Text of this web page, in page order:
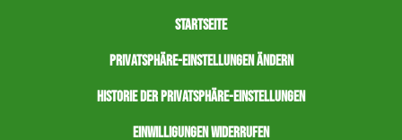
Startseite
Privatsphäre-Einstellungen ändern
Historie der Privatsphäre-Einstellungen
Einwilligungen widerrufen